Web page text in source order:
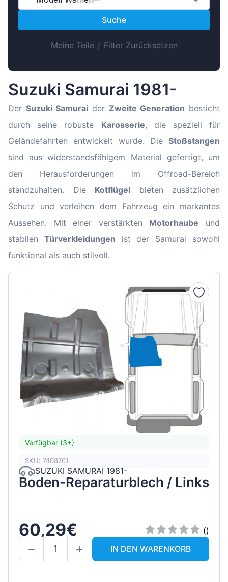
Lietuvių
Slovenian
Latvian
Slovenčina
Suche
Meine Teile/ Filter Zurücksetzen
Suzuki Samurai 1981-
Der Suzuki Samurai der Zweite Generation besticht
durch seine robuste Karosserie, die speziell für
Geländefahrten entwickelt wurde. Die Stoßstangen
sind aus widerstandsfähigem Material gefertigt, um
den Herausforderungen im Offroad-Bereich
standzuhalten. Die Kotflügel bieten zusätzlichen
Schutz und verleihen dem Fahrzeug ein markantes
Aussehen. Mit einer verstärkten Motorhaube und
stabilen Türverkleidungen ist der Samurai sowohl
funktional als auch stilvoll.
Verfügbar (3+)
SKU: 7408701
SUZUKI SAMURAI 1981-
Boden-Reparaturblech / Links
60,29€
()
IN DEN WARENKORB